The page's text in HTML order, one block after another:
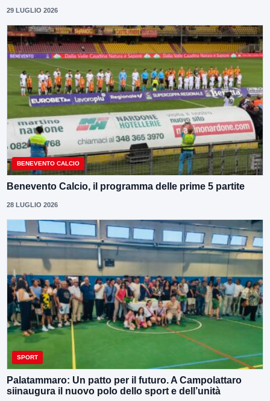
29 LUGLIO 2026
BENEVENTO CALCIO
Benevento Calcio, il programma delle prime 5 partite
28 LUGLIO 2026
SPORT
Palatammaro: Un patto per il futuro. A Campolattaro
siinaugura il nuovo polo dello sport e dell’unità